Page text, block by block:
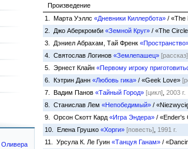
Произведение
1. Марта Уэллс «Дневники Киллербота» / «The
2. Джо Аберкромби «Земной Круг» / «The
3. Дэниел Абрахам, Тай Френк
4. Святослав Логинов «Землепашец» [рассказ]
5. Эрнест Клайн «Первому игроку
6. Кэтрин Данн «Любовь гика» / «Geek Love»
7. Вадим Панов «Тайный Город» [цикл] 2003 г.
8. Станислав Лем «Непобедимый» /
9. Орсон Скотт Кард «Игра Эндера» / «Ender's
10. Елена Грушко «Хорги» [повесть] 1991 г.
11. Урсула К. Ле Гуин «Танцуя Ганам» /
Оливера